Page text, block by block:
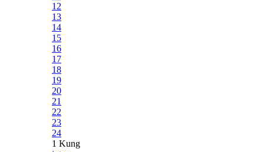
12
13
14
15
16
17
18
19
20
21
22
23
24
1 Kung